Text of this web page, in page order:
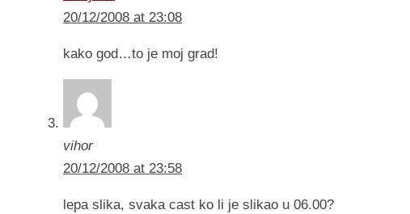
20/12/2008 at 23:08
kako god…to je moj grad!
vihor
20/12/2008 at 23:58
lepa slika, svaka cast ko li je slikao u 06.00?